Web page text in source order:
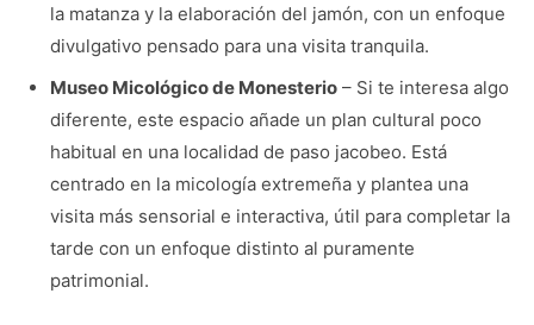
la matanza y la elaboración del jamón, con un enfoque
divulgativo pensado para una visita tranquila.
Museo Micológico de Monesterio– Si te interesa algo
diferente, este espacio añade un plan cultural poco
habitual en una localidad de paso jacobeo. Está
centrado en la micología extremeña y plantea una
visita más sensorial e interactiva, útil para completar la
tarde con un enfoque distinto al puramente
patrimonial.